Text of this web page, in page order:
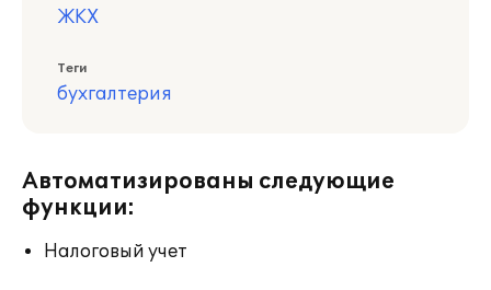
ЖКХ
Теги
бухгалтерия
Автоматизированы следующие
функции:
Налоговый учет